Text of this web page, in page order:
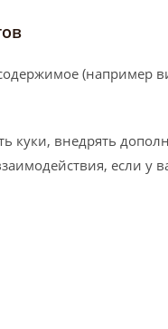
(например
куки, внедрять
если у